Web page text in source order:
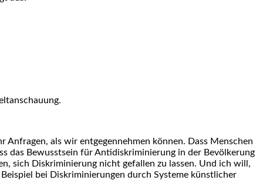
als wir entgegennehmen können. Dass Menschen
das Bewusstsein für Antidiskriminierung in der Bevölkerung
sich Diskriminierung nicht gefallen zu lassen. Und ich will,
bei Diskriminierungen durch Systeme künstlicher